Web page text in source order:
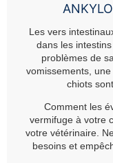
Les vers
dans les
problèmes de
vomissements,
chiots
Comment les
vermifuge à votre
votre vétérinaire.
besoins et